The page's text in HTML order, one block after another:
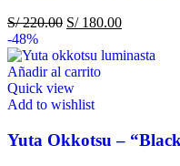
S/220.00 S/180.00
-48%
Añadir al carrito
Quick view
Add to wishlist
Yuta Okkotsu –